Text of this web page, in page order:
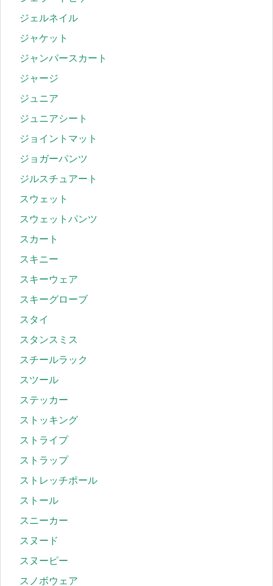
ジェルネイル
ジャケット
ジャンパースカート
ジャージ
ジュニア
ジュニアシート
ジョイントマット
ジョガーパンツ
ジルスチュアート
スウェット
スウェットパンツ
スカート
スキニー
スキーウェア
スキーグローブ
スタイ
スタンスミス
スチールラック
スツール
ステッカー
ストッキング
ストライプ
ストラップ
ストレッチポール
ストール
スニーカー
スヌード
スヌーピー
スノボウェア